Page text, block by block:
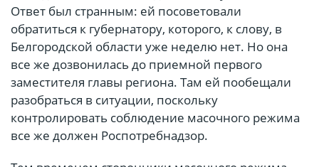
Ответ был странным: ей посоветовали
обратиться к губернатору, которого, к слову, в
Белгородской области уже неделю нет. Но она
все же дозвонилась до приемной первого
заместителя главы региона. Там ей пообещали
разобраться в ситуации, поскольку
контролировать соблюдение масочного режима
все же должен Роспотребнадзор.